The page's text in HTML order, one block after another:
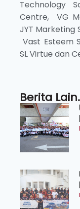
Technology
Centre, VG
JYT Marketing
Vast Esteem
SL Virtue dan
Berita